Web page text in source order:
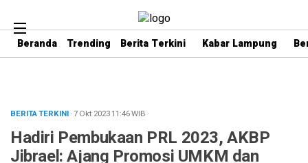
Beranda Trending Berita Terkini Kabar Lampung
BERITA TERKINI· 7 Okt 202311:46WIB ·
Hadiri Pembukaan PRL 2023, AKBP
Jibrael: Ajang Promosi UMKM dan